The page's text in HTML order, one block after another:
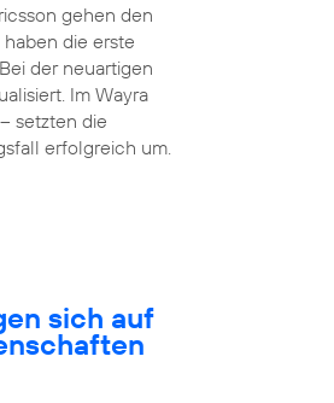
gehen den
die erste
der neuartigen
Im Wayra
setzten die
erfolgreich um.
sich auf